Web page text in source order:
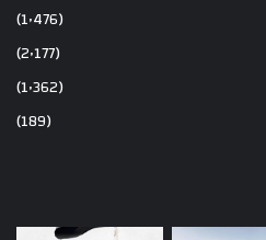
(1٬476)
(2٬177)
(1٬362)
(189)